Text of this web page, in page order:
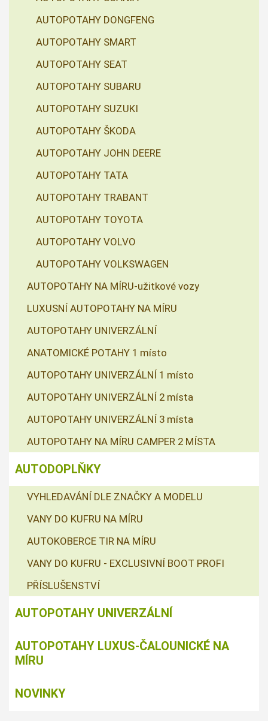
AUTOPOTAHY DONGFENG
AUTOPOTAHY SMART
AUTOPOTAHY SEAT
AUTOPOTAHY SUBARU
AUTOPOTAHY SUZUKI
AUTOPOTAHY ŠKODA
AUTOPOTAHY JOHN DEERE
AUTOPOTAHY TATA
AUTOPOTAHY TRABANT
AUTOPOTAHY TOYOTA
AUTOPOTAHY VOLVO
AUTOPOTAHY VOLKSWAGEN
AUTOPOTAHY NA MÍRU-užitkové vozy
LUXUSNÍ AUTOPOTAHY NA MÍRU
AUTOPOTAHY UNIVERZÁLNÍ
ANATOMICKÉ POTAHY 1 místo
AUTOPOTAHY UNIVERZÁLNÍ 1 místo
AUTOPOTAHY UNIVERZÁLNÍ 2 místa
AUTOPOTAHY UNIVERZÁLNÍ 3 místa
AUTOPOTAHY NA MÍRU CAMPER 2 MÍSTA
AUTODOPLŇKY
VYHLEDAVÁNÍ DLE ZNAČKY A MODELU
VANY DO KUFRU NA MÍRU
AUTOKOBERCE TIR NA MÍRU
VANY DO KUFRU - EXCLUSIVNÍ BOOT PROFI
PŘÍSLUŠENSTVÍ
AUTOPOTAHY UNIVERZÁLNÍ
AUTOPOTAHY LUXUS-ČALOUNICKÉ NA
MÍRU
NOVINKY